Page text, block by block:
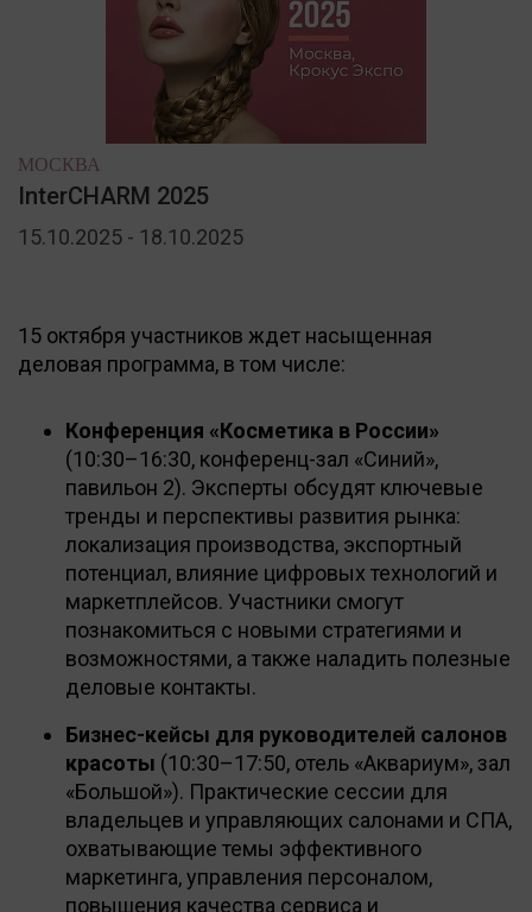
МОСКВА
InterCHARM 2025
15.10.2025 - 18.10.2025
15 октября участников ждет насыщенная
деловая программа, в том числе:
Конференция «Косметика в России»
(10:30–16:30, конференц-зал «Синий»,
павильон 2). Эксперты обсудят ключевые
тренды и перспективы развития рынка:
локализация производства, экспортный
потенциал, влияние цифровых технологий и
маркетплейсов. Участники смогут
познакомиться с новыми стратегиями и
возможностями, а также наладить полезные
деловые контакты.
Бизнес-кейсы для руководителей салонов
красоты (10:30–17:50, отель «Аквариум», зал
«Большой»). Практические сессии для
владельцев и управляющих салонами и СПА,
охватывающие темы эффективного
маркетинга, управления персоналом,
повышения качества сервиса и